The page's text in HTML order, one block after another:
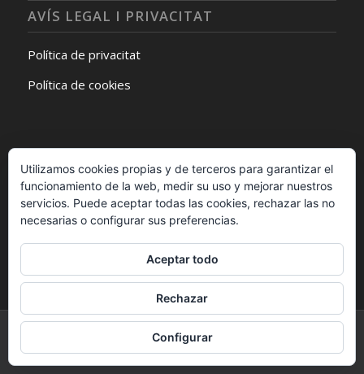
AVÍS LEGAL I PRIVACITAT
Política de privacitat
Política de cookies
SEGUEIX-NOS A FACEBOOK
ETCA. Escola de Teatre i Circ d'Amposta
Enfold WordPress Theme
Utilizamos cookies propias y de terceros para garantizar el
funcionamiento de la web, medir su uso y mejorar nuestros
servicios. Puede aceptar todas las cookies, rechazar las no
necesarias o configurar sus preferencias.
Aceptar todo
Rechazar
Configurar